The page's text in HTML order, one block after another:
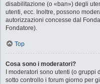
disabilitazione (o «ban») degli
utenti, ecc. Inoltre, possono
autorizzazioni concesse dal
Fondatore).
Top
Cosa sono i moderatori?
I moderatori sono utenti (o
sotto controllo i forum giorno per